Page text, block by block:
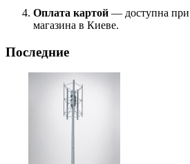
Оплата картой — доступна при
магазина в Киеве.
Последние